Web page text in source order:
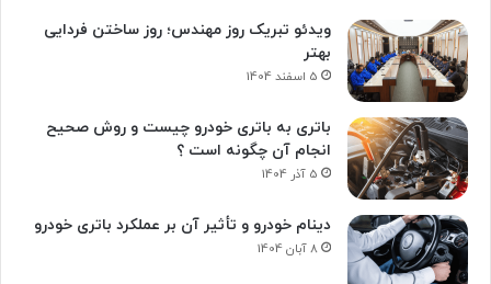
ویدئو تبریک روز مهندس؛ روز ساختن فردایی
بهتر
5 اسفند 1404
باتری به باتری خودرو چیست و روش صحیح
انجام آن چگونه است ؟
5 آذر 1404
دینام خودرو و تأثیر آن بر عملکرد باتری خودرو
8 آبان 1404